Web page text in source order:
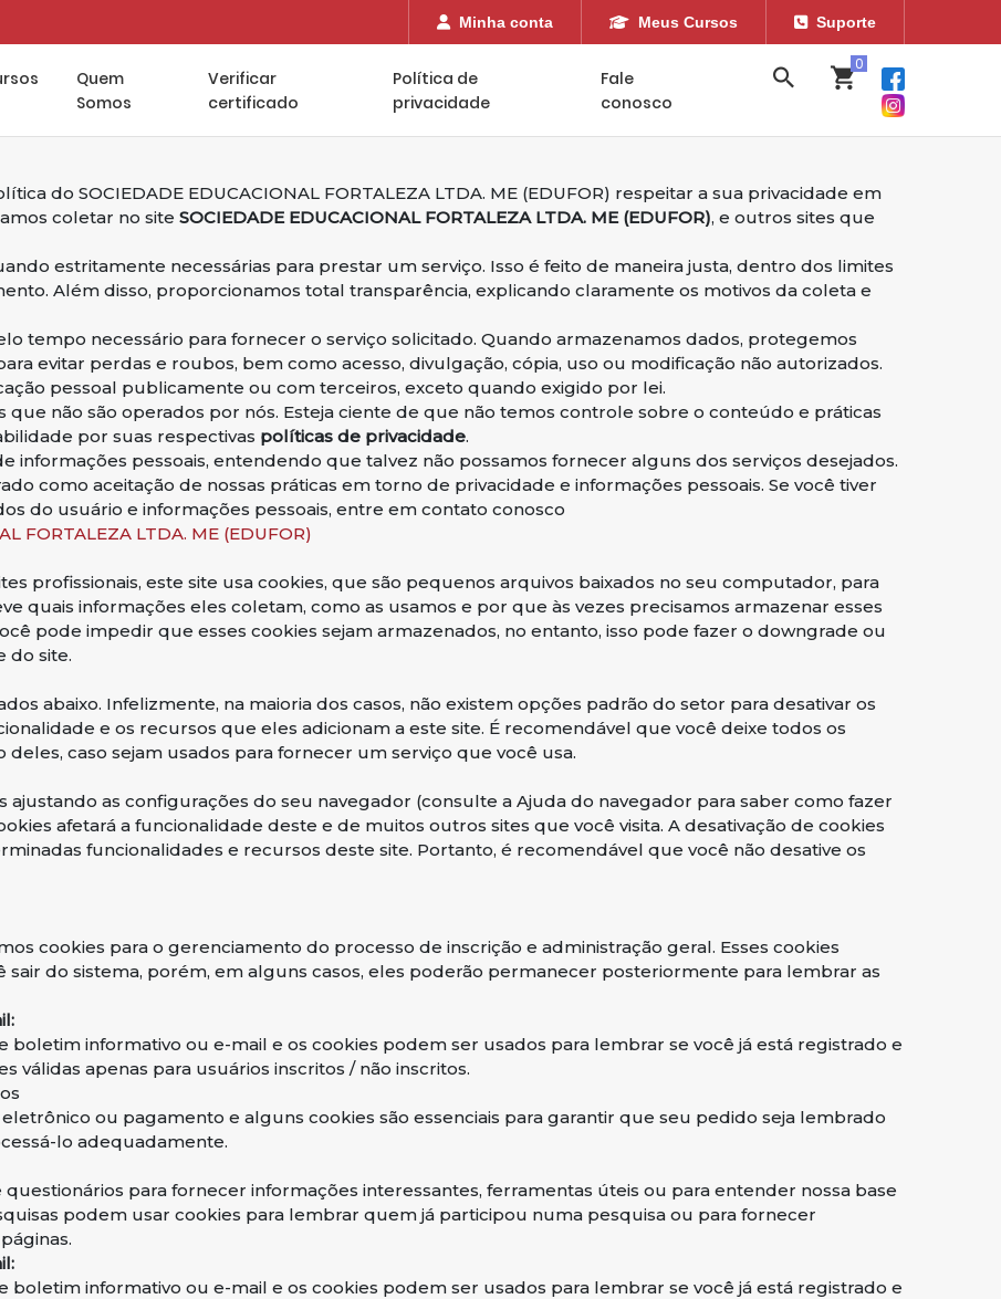
Minha conta Meus Cursos Suporte
Quem
Somos
Verificar
certificado
Política de
privacidade
Fale
conosco
do SOCIEDADE EDUCACIONAL FORTALEZA LTDA. ME (EDUFOR) respeitar a sua privacidade em
coletar no site SOCIEDADE EDUCACIONAL FORTALEZA LTDA. ME (EDUFOR), e outros sites que
estritamente necessárias para prestar um serviço. Isso é feito de maneira justa, dentro dos limites
Além disso, proporcionamos total transparência, explicando claramente os motivos da coleta e
tempo necessário para fornecer o serviço solicitado. Quando armazenamos dados, protegemos
evitar perdas e roubos, bem como acesso, divulgação, cópia, uso ou modificação não autorizados.
pessoal publicamente ou com terceiros, exceto quando exigido por lei.
que não são operados por nós. Esteja ciente de que não temos controle sobre o conteúdo e práticas
por suas respectivas políticas de privacidade.
informações pessoais, entendendo que talvez não possamos fornecer alguns dos serviços desejados.
como aceitação de nossas práticas em torno de privacidade e informações pessoais. Se você tiver
do usuário e informações pessoais, entre em contato conosco
FORTALEZA LTDA. ME (EDUFOR)
profissionais, este site usa cookies, que são pequenos arquivos baixados no seu computador, para
quais informações eles coletam, como as usamos e por que às vezes precisamos armazenar esses
pode impedir que esses cookies sejam armazenados, no entanto, isso pode fazer o downgrade ou
do site.
abaixo. Infelizmente, na maioria dos casos, não existem opções padrão do setor para desativar os
e os recursos que eles adicionam a este site. É recomendável que você deixe todos os
caso sejam usados ​​para fornecer um serviço que você usa.
as configurações do seu navegador (consulte a Ajuda do navegador para saber como fazer
afetará a funcionalidade deste e de muitos outros sites que você visita. A desativação de cookies
funcionalidades e recursos deste site. Portanto, é recomendável que você não desative os
cookies para o gerenciamento do processo de inscrição e administração geral. Esses cookies
do sistema, porém, em alguns casos, eles poderão permanecer posteriormente para lembrar as
boletim informativo ou e-mail e os cookies podem ser usados ​​para lembrar se você já está registrado e
válidas apenas para usuários inscritos / não inscritos.
ou pagamento e alguns cookies são essenciais para garantir que seu pedido seja lembrado
lo adequadamente.
para fornecer informações interessantes, ferramentas úteis ou para entender nossa base
podem usar cookies para lembrar quem já participou numa pesquisa ou para fornecer
boletim informativo ou e-mail e os cookies podem ser usados ​​para lembrar se você já está registrado e